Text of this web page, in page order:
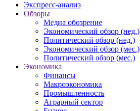
Экспресс-анализ
Обзоры
Медиа обозрение
Экономический обзор (нед.)
Политический обзор (нед.)
Экономический обзор (мес.)
Политический обзор (мес.)
Экономика
Финансы
Макроэкономика
Промышленность
Аграрный сектор